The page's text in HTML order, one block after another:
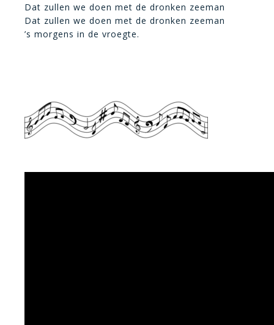
Dat zullen we doen met de dronken zeeman
Dat zullen we doen met de dronken zeeman
’s morgens in de vroegte.